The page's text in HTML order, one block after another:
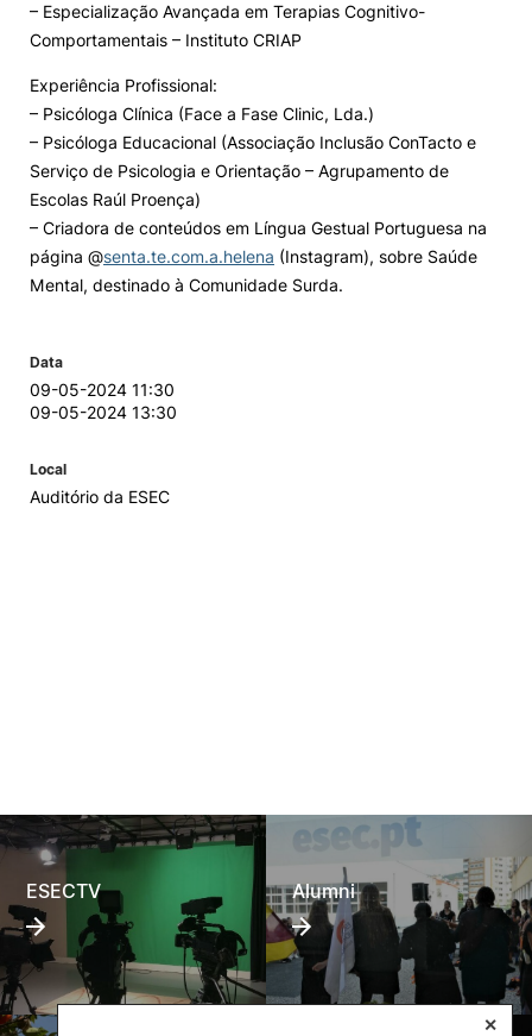
✕
– Especialização Avançada em Terapias Cognitivo-
Comportamentais – Instituto CRIAP
Experiência Profissional:
– Psicóloga Clínica (Face a Fase Clinic, Lda.)
– Psicóloga Educacional (Associação Inclusão ConTacto e
Serviço de Psicologia e Orientação – Agrupamento de
Escolas Raúl Proença)
– Criadora de conteúdos em Língua Gestual Portuguesa na
página @senta.te.com.a.helena (Instagram), sobre Saúde
Mental, destinado à Comunidade Surda.
Data
09-05-2024 11:30
09-05-2024 13:30
Local
Auditório da ESEC
ESECTV Alumni